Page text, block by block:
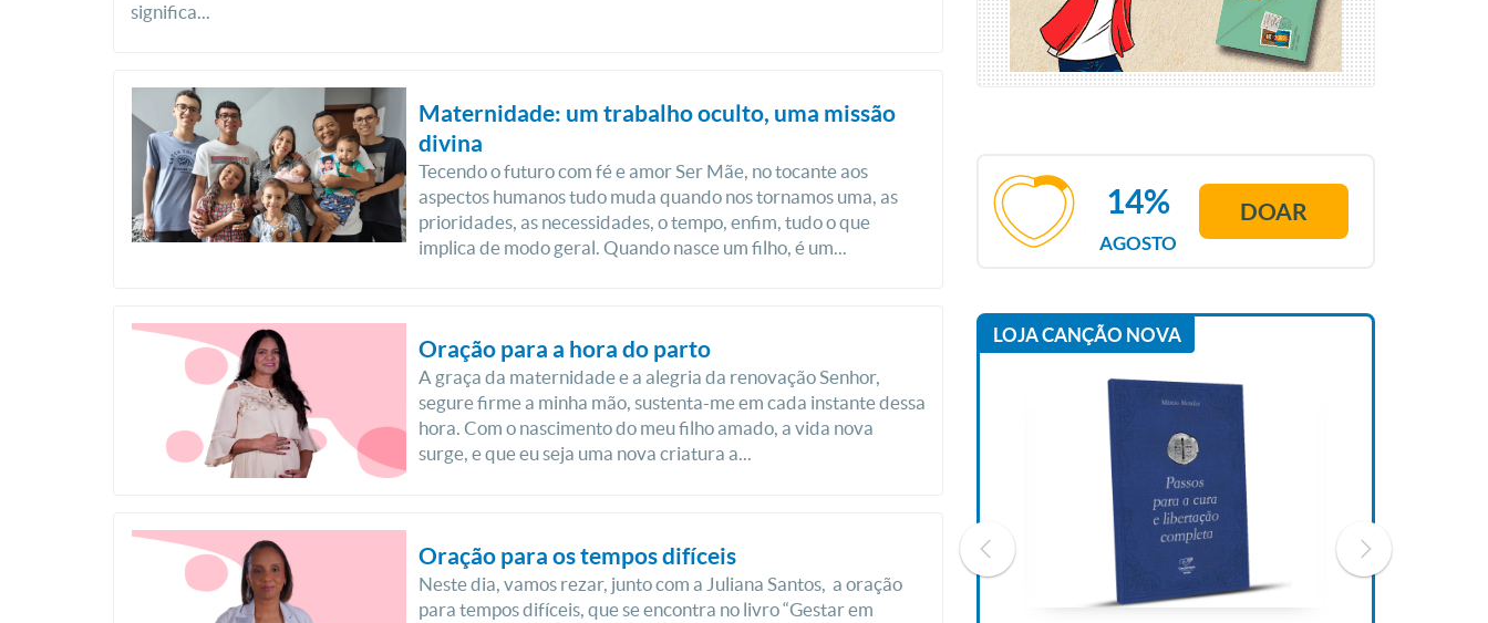
significa...
Maternidade: um trabalho oculto, uma missão
divina
Tecendo o futuro com fé e amor Ser Mãe, no tocante aos
aspectos humanos tudo muda quando nos tornamos uma, as
prioridades, as necessidades, o tempo, enfim, tudo o que
implica de modo geral. Quando nasce um filho, é um...
Oração para a hora do parto
A graça da maternidade e a alegria da renovação Senhor,
segure firme a minha mão, sustenta-me em cada instante dessa
hora. Com o nascimento do meu filho amado, a vida nova
surge, e que eu seja uma nova criatura a...
Oração para os tempos difíceis
Neste dia, vamos rezar, junto com a Juliana Santos, a oração
para tempos difíceis, que se encontra no livro “Gestar em
AGOSTO
14% DOAR
LOJA CANÇÃO NOVA